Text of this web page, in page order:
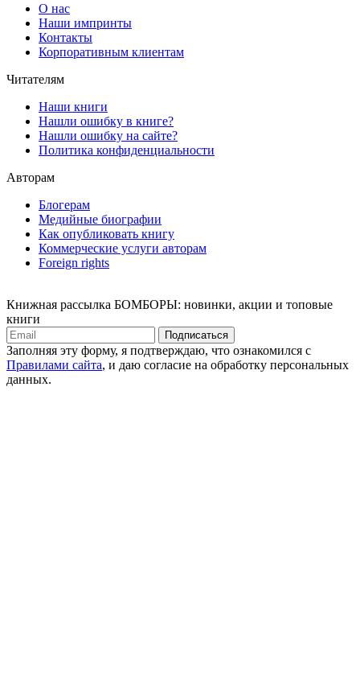
О нас
Наши импринты
Контакты
Корпоративным клиентам
Читателям
Наши книги
Нашли ошибку в книге?
Нашли ошибку на сайте?
Политика конфиденциальности
Авторам
Блогерам
Медийные биографии
Как опубликовать книгу
Коммерческие услуги авторам
Foreign rights
Книжная рассылка БОМБОРЫ: новинки, акции и топовые
книги
Подписаться
Заполняя эту форму, я подтверждаю, что ознакомился с
Правилами сайта, и даю согласие на обработку персональных
данных.